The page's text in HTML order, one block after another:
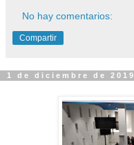
No hay comentarios:
Compartir
1 de diciembre de 2019